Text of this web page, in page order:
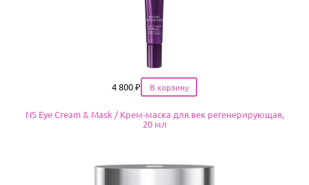
Цена
4 800 ₽
NS Eye Cream & Mask / Крем-маска для век регенерирующая,
20 мл